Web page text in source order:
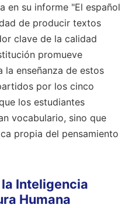
en su informe "El español
de producir textos
clave de la calidad
promueve
la enseñanza de estos
por los cinco
los estudiantes
vocabulario, sino que
propia del pensamiento
Inteligencia
Humana